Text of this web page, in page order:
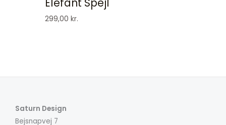
299,00kr.
Saturn Design
Bejsnapvej 7